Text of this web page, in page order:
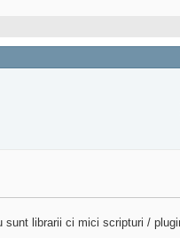
sunt librarii ci mici scripturi /